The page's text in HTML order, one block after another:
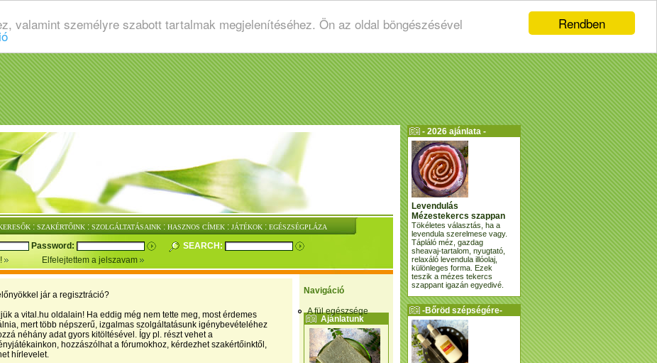
Rendben
valamint személyre szabott tartalmak megjelenítéséhez. Ön az oldal böngészésével
: SZAKÉRTŐINK : SZOLGÁLTATÁSAINK : HASZNOS CÍMEK : JÁTÉKOK : EGÉSZSÉGPLÁZA
Password:
SEARCH:
Elfelejtettem a jelszavam
Navigáció
A fül egészsége
Ajánlatunk
jár a regisztráció?
a vital.hu oldalain! Ha eddig még nem tette meg, most érdemes
mert több népszerű, izgalmas szolgáltatásunk igénybevételéhez
néhány adat gyors kitöltésével. Így pl. részt vehet a
hozzászólhat a fórumokhoz, kérdezhet szakértőinktől,
hírlevelet.
- 2026 ajánlata -
Levendulás
Mézestekercs szappan
Tökéletes választás, ha a
levendula szerelmese vagy.
Tápláló méz, gazdag
sheavaj-tartalom, nyugtató,
relaxáló levendula illóolaj,
különleges forma. Ezek
teszik a mézes tekercs
szappant igazán egyedivé.
-Bőröd szépségére-